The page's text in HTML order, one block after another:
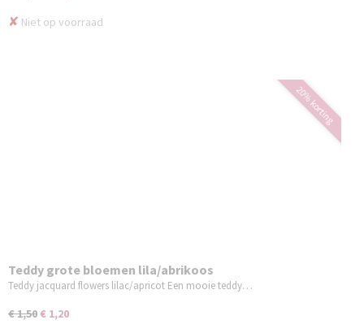
✘ Niet op voorraad
20% korting
Teddy grote bloemen lila/abrikoos
Teddy jacquard flowers lilac/apricot Een mooie teddy…
€ 1,50€ 1,20